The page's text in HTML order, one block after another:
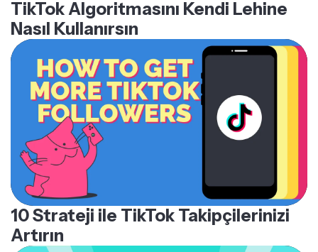
TikTok Algoritmasını Kendi Lehine
Nasıl Kullanırsın
10 Strateji ile TikTok Takipçilerinizi
Artırın